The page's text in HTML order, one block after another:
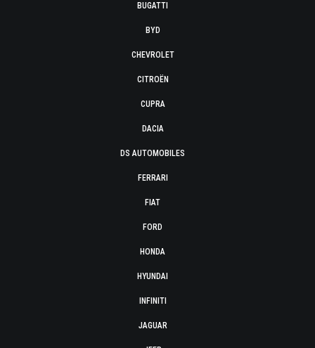
BUGATTI
BYD
CHEVROLET
CITROËN
CUPRA
DACIA
DS AUTOMOBILES
FERRARI
FIAT
FORD
HONDA
HYUNDAI
INFINITI
JAGUAR